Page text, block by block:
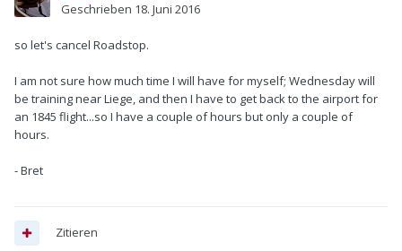
Geschrieben 18. Juni 2016
so let's cancel Roadstop.
I am not sure how much time I will have for myself; Wednesday will
be training near Liege, and then I have to get back to the airport for
an 1845 flight...so I have a couple of hours but only a couple of
hours.
- Bret
Zitieren